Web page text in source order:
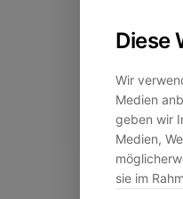
Diese
Wir
Medien
geben wir
Medien,
sie im